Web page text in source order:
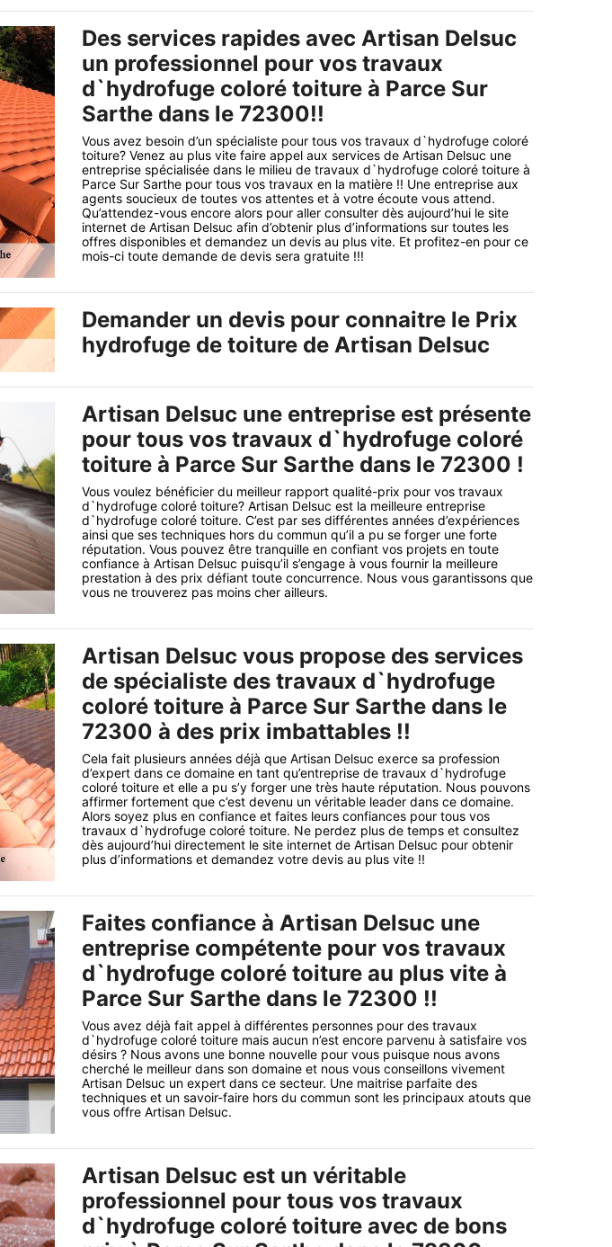
Des services rapides avec Artisan Delsuc
un professionnel pour vos travaux
d`hydrofuge coloré toiture à Parce Sur
Sarthe dans le 72300!!
Vous avez besoin d’un spécialiste pour tous vos travaux d`hydrofuge coloré
toiture? Venez au plus vite faire appel aux services de Artisan Delsuc une
entreprise spécialisée dans le milieu de travaux d`hydrofuge coloré toiture à
Parce Sur Sarthe pour tous vos travaux en la matière !! Une entreprise aux
agents soucieux de toutes vos attentes et à votre écoute vous attend.
Qu’attendez-vous encore alors pour aller consulter dès aujourd’hui le site
internet de Artisan Delsuc afin d’obtenir plus d’informations sur toutes les
offres disponibles et demandez un devis au plus vite. Et profitez-en pour ce
mois-ci toute demande de devis sera gratuite !!!
Demander un devis pour connaitre le Prix
hydrofuge de toiture de Artisan Delsuc
Artisan Delsuc une entreprise est présente
pour tous vos travaux d`hydrofuge coloré
toiture à Parce Sur Sarthe dans le 72300 !
Vous voulez bénéficier du meilleur rapport qualité-prix pour vos travaux
d`hydrofuge coloré toiture? Artisan Delsuc est la meilleure entreprise
d`hydrofuge coloré toiture. C’est par ses différentes années d’expériences
ainsi que ses techniques hors du commun qu’il a pu se forger une forte
réputation. Vous pouvez être tranquille en confiant vos projets en toute
confiance à Artisan Delsuc puisqu’il s’engage à vous fournir la meilleure
prestation à des prix défiant toute concurrence. Nous vous garantissons que
vous ne trouverez pas moins cher ailleurs.
Artisan Delsuc vous propose des services
de spécialiste des travaux d`hydrofuge
coloré toiture à Parce Sur Sarthe dans le
72300 à des prix imbattables !!
Cela fait plusieurs années déjà que Artisan Delsuc exerce sa profession
d’expert dans ce domaine en tant qu’entreprise de travaux d`hydrofuge
coloré toiture et elle a pu s’y forger une très haute réputation. Nous pouvons
affirmer fortement que c’est devenu un véritable leader dans ce domaine.
Alors soyez plus en confiance et faites leurs confiances pour tous vos
travaux d`hydrofuge coloré toiture. Ne perdez plus de temps et consultez
dès aujourd’hui directement le site internet de Artisan Delsuc pour obtenir
plus d’informations et demandez votre devis au plus vite !!
Faites confiance à Artisan Delsuc une
entreprise compétente pour vos travaux
d`hydrofuge coloré toiture au plus vite à
Parce Sur Sarthe dans le 72300 !!
Vous avez déjà fait appel à différentes personnes pour des travaux
d`hydrofuge coloré toiture mais aucun n’est encore parvenu à satisfaire vos
désirs ? Nous avons une bonne nouvelle pour vous puisque nous avons
cherché le meilleur dans son domaine et nous vous conseillons vivement
Artisan Delsuc un expert dans ce secteur. Une maitrise parfaite des
techniques et un savoir-faire hors du commun sont les principaux atouts que
vous offre Artisan Delsuc.
Artisan Delsuc est un véritable
professionnel pour tous vos travaux
d`hydrofuge coloré toiture avec de bons